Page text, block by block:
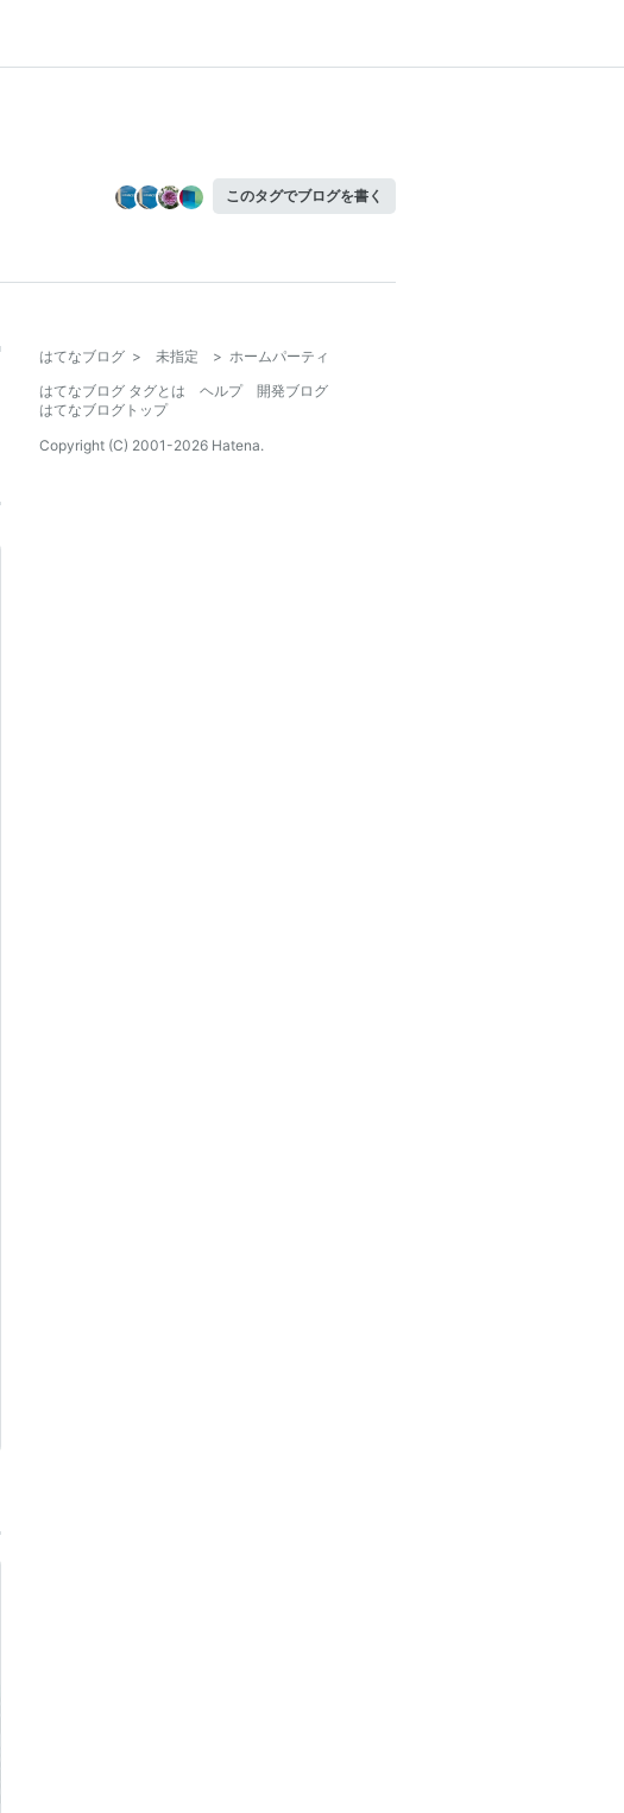
このタグでブログを書く
はてなブログ > 未指定 > ホームパーティ
はてなブログ タグとは
ヘルプ
開発ブログ
はてなブログトップ
Copyright (C) 2001-2026 Hatena.